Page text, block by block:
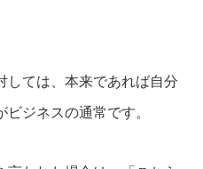
しては、本来であれば自分
ジネスの通常です。